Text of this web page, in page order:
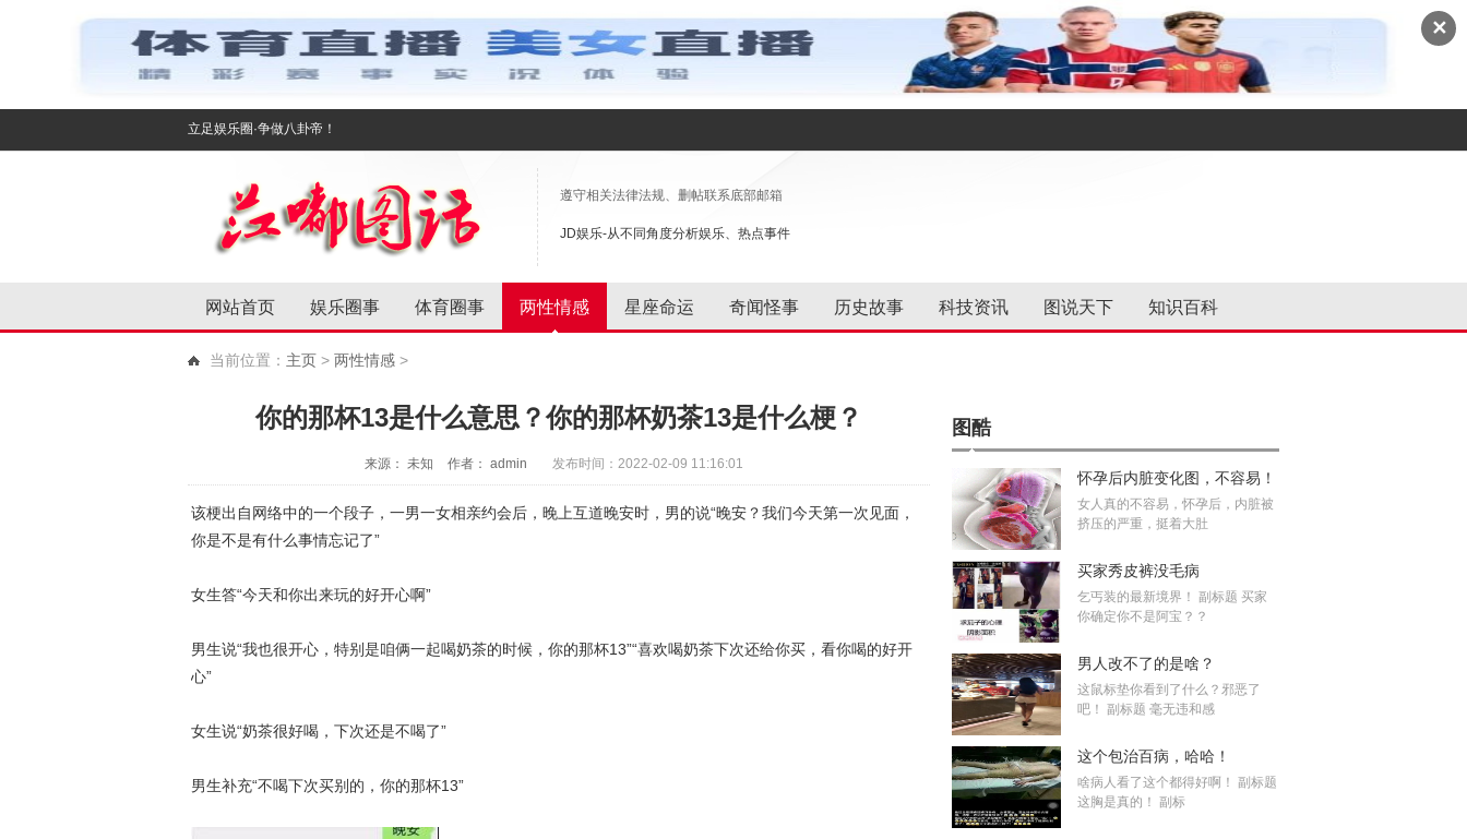
✕
立足娱乐圈·争做八卦帝！
遵守相关法律法规、删帖联系底部邮箱
JD娱乐-从不同角度分析娱乐、热点事件
网站首页 娱乐圈事 体育圈事 两性情感 星座命运 奇闻怪事 历史故事 科技资讯 图说天下 知识百科
当前位置： 主页 > 两性情感 >
你的那杯13是什么意思？你的那杯奶茶13是什么梗？
来源： 未知 作者： admin 发布时间：2022-02-09 11:16:01
该梗出自网络中的一个段子，一男一女相亲约会后，晚上互道晚安时，男的说“晚安？我们今天第一次见面，
你是不是有什么事情忘记了”
女生答“今天和你出来玩的好开心啊”
男生说“我也很开心，特别是咱俩一起喝奶茶的时候，你的那杯13”“喜欢喝奶茶下次还给你买，看你喝的好开
心”
女生说“奶茶很好喝，下次还是不喝了”
男生补充“不喝下次买别的，你的那杯13”
图酷
怀孕后内脏变化图，不容易！
女人真的不容易，怀孕后，内脏被
挤压的严重，挺着大肚
买家秀皮裤没毛病
乞丐装的最新境界！ 副标题 买家
你确定你不是阿宝？？
男人改不了的是啥？
这鼠标垫你看到了什么？邪恶了
吧！ 副标题 毫无违和感
这个包治百病，哈哈！
啥病人看了这个都得好啊！ 副标题
这胸是真的！ 副标